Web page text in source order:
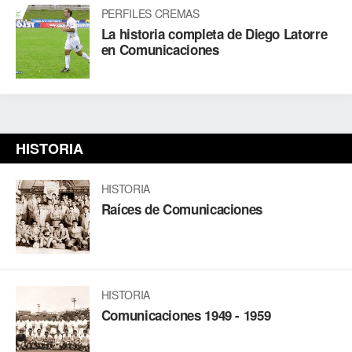
PERFILES CREMAS
La historia completa de Diego Latorre
en Comunicaciones
HISTORIA
HISTORIA
Raíces de Comunicaciones
HISTORIA
Comunicaciones 1949 - 1959